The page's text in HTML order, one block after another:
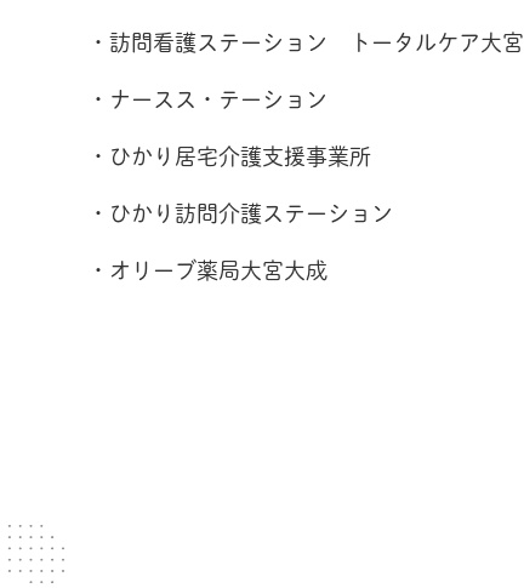
・訪問看護ステーション トータルケア大宮
・ナースス・テーション
・ひかり居宅介護支援事業所
・ひかり訪問介護ステーション
・オリーブ薬局大宮大成